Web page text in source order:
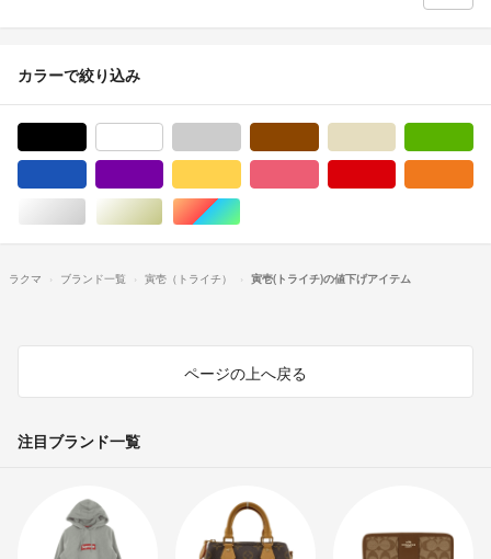
カラーで絞り込み
シルバー/銀色系ゴールド/金色系マルチカラー
ラクマ ブランド一覧 寅壱（トライチ） 寅壱(トライチ)の値下げアイテム
ページの上へ戻る
注目ブランド一覧